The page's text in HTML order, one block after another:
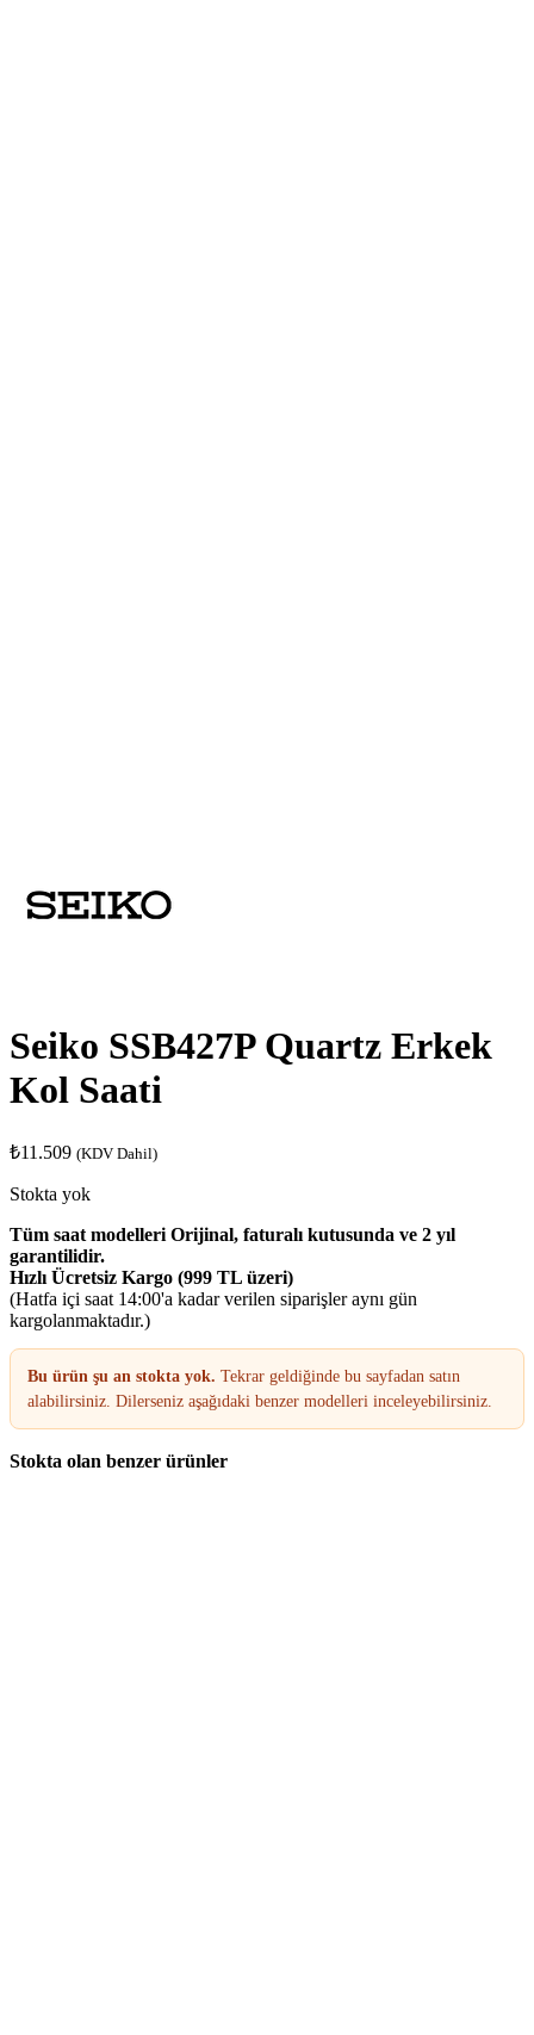
Seiko SSB427P Quartz Erkek
Kol Saati
₺11.509 (KDV Dahil)
Stokta yok
Tüm saat modelleri Orijinal, faturalı kutusunda ve 2 yıl
garantilidir.
Hızlı Ücretsiz Kargo (999 TL üzeri)
(Hatfa içi saat 14:00'a kadar verilen siparişler aynı gün
kargolanmaktadır.)
Bu ürün şu an stokta yok. Tekrar geldiğinde bu sayfadan satın
alabilirsiniz. Dilerseniz aşağıdaki benzer modelleri inceleyebilirsiniz.
Stokta olan benzer ürünler